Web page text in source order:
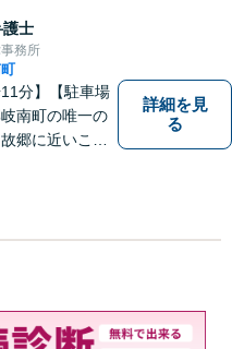
護士
務所
11分】【駐車場
南町の唯一の
郷に近いこの
根を超えて、
務経験あり】
詳細を見
る